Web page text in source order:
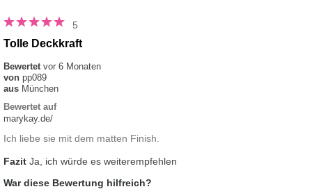
5
Tolle Deckkraft
Bewertet vor 6 Monaten
von pp089
aus München
Bewertet auf
marykay.de/
Ich liebe sie mit dem matten Finish.
Fazit Ja, ich würde es weiterempfehlen
War diese Bewertung hilfreich?